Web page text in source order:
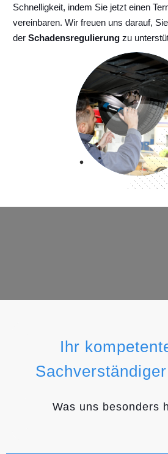
Schnelligkeit, indem Sie jetzt einen
vereinbaren. Wir freuen uns darauf,
der Schadensregulierung zu
Ihr
Was uns besonders